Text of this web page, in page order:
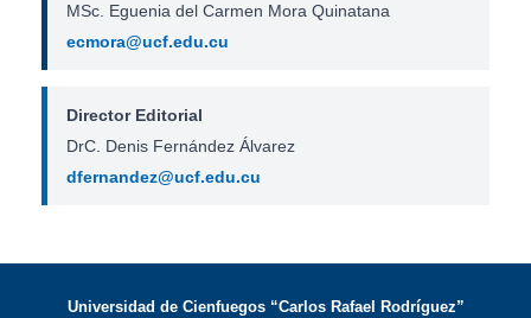
MSc. Eguenia del Carmen Mora Quinatana
ecmora@ucf.edu.cu
Director Editorial
DrC. Denis Fernández Álvarez
dfernandez@ucf.edu.cu
Universidad de Cienfuegos “Carlos Rafael Rodríguez”